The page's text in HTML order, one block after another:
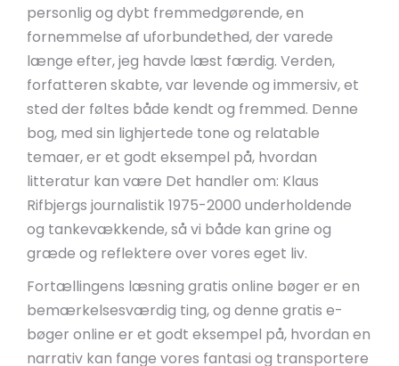
personlig og dybt fremmedgørende, en
fornemmelse af uforbundethed, der varede
længe efter, jeg havde læst færdig. Verden,
forfatteren skabte, var levende og immersiv, et
sted der føltes både kendt og fremmed. Denne
bog, med sin lighjertede tone og relatable
temaer, er et godt eksempel på, hvordan
litteratur kan være Det handler om: Klaus
Rifbjergs journalistik 1975-2000 underholdende
og tankevækkende, så vi både kan grine og
græde og reflektere over vores eget liv.
Fortællingens læsning gratis online bøger er en
bemærkelsesværdig ting, og denne gratis e-
bøger online er et godt eksempel på, hvordan en
narrativ kan fange vores fantasi og transportere